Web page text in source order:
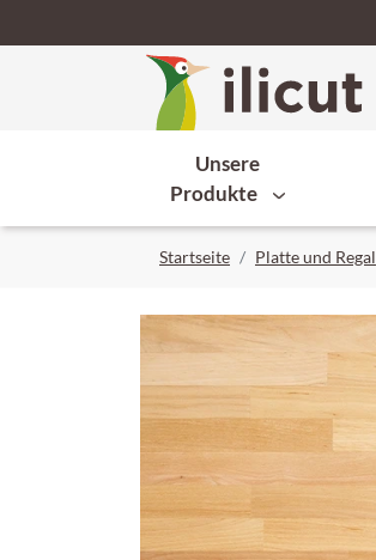
Unsere
Produkte
Startseite Platte und Regal